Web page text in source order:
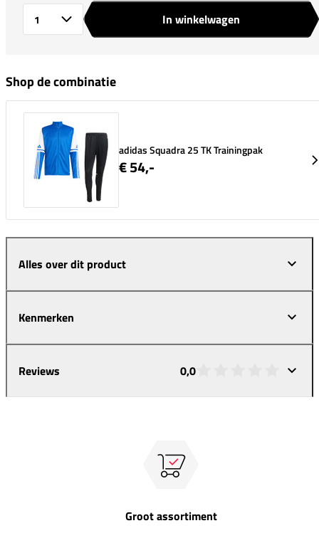
In winkelwagen
Shop de combinatie
adidas Squadra 25 TK Trainingpak
€ 54,-
Alles over dit product
Kenmerken
Reviews 0,0
Groot assortiment